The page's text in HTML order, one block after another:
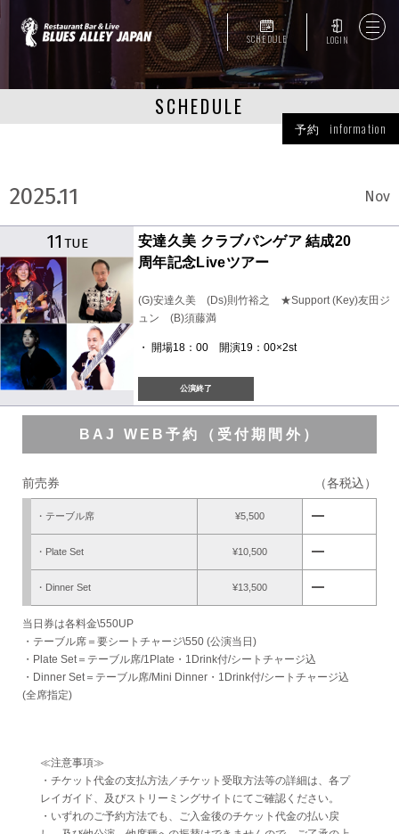
SCHEDULE LOGIN
SCHEDULE
予約 information
2025.11 Nov
11 TUE
安達久美 クラブパンゲア 結成20
周年記念Liveツアー
(G)安達久美 (Ds)則竹裕之 ★Support (Key)友田ジ
ュン (B)須藤満
・ 開場18：00 開演19：00×2st
公演終了
BAJ WEB予約（受付期間外）
前売券 （各税込）
・テーブル席 ¥5,500 remove
・Plate Set ¥10,500 remove
・Dinner Set ¥13,500 remove
当日券は各料金\550UP
・テーブル席＝要シートチャージ\550 (公演当日)
・Plate Set＝テーブル席/1Plate・1Drink付/シートチャージ込
・Dinner Set＝テーブル席/Mini Dinner・1Drink付/シートチャージ込
(全席指定)
≪注意事項≫
・チケット代金の支払方法／チケット受取方法等の詳細は、各プ
レイガイド、及びストリーミングサイトにてご確認ください。
・いずれのご予約方法でも、ご入金後のチケット代金の払い戻